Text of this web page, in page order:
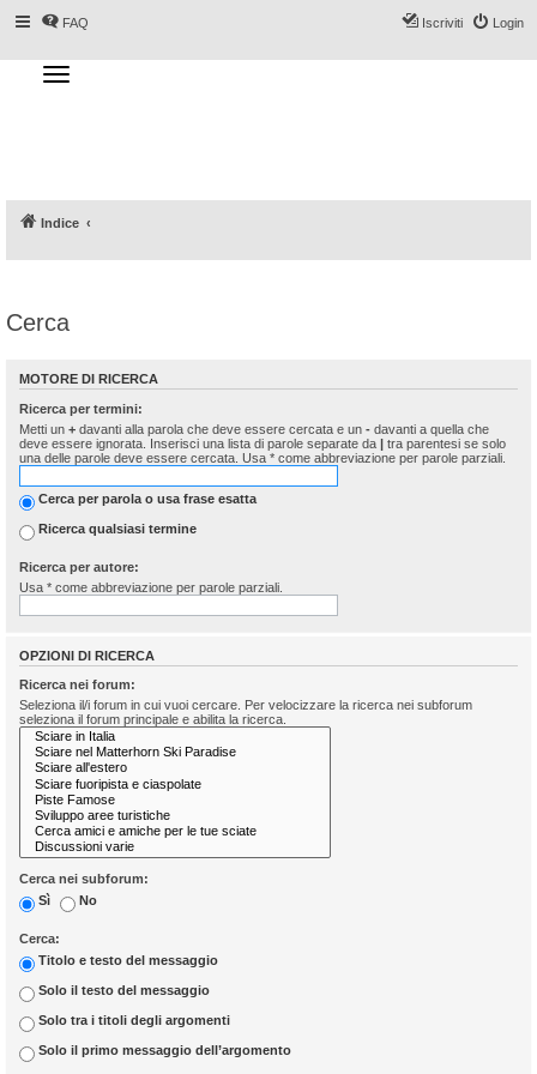
FAQ Login
Iscriviti
T
o
g
a
t
Indice
Cerca
MOTORE DI RICERCA
Ricerca per termini:
Metti un + davanti alla parola che deve essere cercata e un - davanti a quella che
deve essere ignorata. Inserisci una lista di parole separate da | tra parentesi se solo
una delle parole deve essere cercata. Usa * come abbreviazione per parole parziali.
Cerca per parola o usa frase esatta
Ricerca qualsiasi termine
Ricerca per autore:
Usa * come abbreviazione per parole parziali.
OPZIONI DI RICERCA
Ricerca nei forum:
Seleziona il/i forum in cui vuoi cercare. Per velocizzare la ricerca nei subforum
seleziona il forum principale e abilita la ricerca.
Cerca nei subforum:
Sì
No
Cerca:
Titolo e testo del messaggio
Solo il testo del messaggio
Solo tra i titoli degli argomenti
Solo il primo messaggio dell’argomento